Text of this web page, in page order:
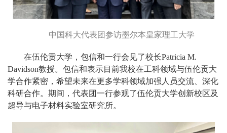
中国科大代表团参访墨尔本皇家理工大学
在伍伦贡大学，包信和一行会见了校长Patricia M.
Davidson教授。包信和表示目前我校在工科领域与伍伦贡大
学合作紧密，希望未来在更多学科领域加强人员交流、深化
科研合作。期间，代表团一行参观了伍伦贡大学创新校区及
超导与电子材料实验室研究所。